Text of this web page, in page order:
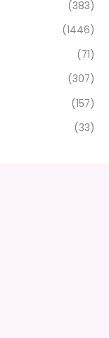
(383)
(1446)
(71)
(307)
(157)
(33)